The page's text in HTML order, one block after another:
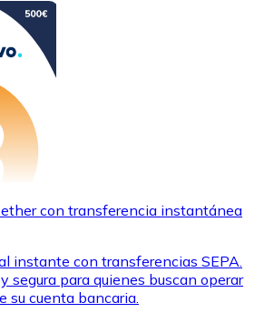
con transferencia instantánea
instante con transferencias SEPA.
segura para quienes buscan operar
su cuenta bancaria.